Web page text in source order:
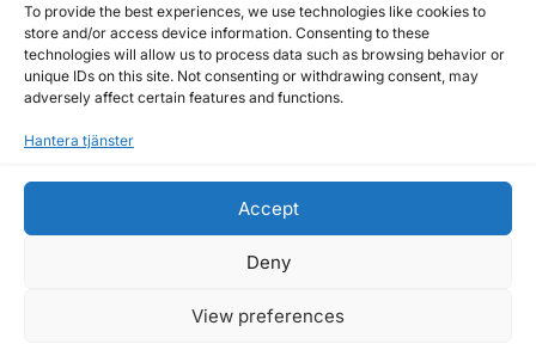
To provide the best experiences, we use technologies like cookies to
store and/or access device information. Consenting to these
technologies will allow us to process data such as browsing behavior or
unique IDs on this site. Not consenting or withdrawing consent, may
adversely affect certain features and functions.
Hantera tjänster
Accept
Deny
View preferences
Cookiepolicy
Disclaimer
Redaktionell policy
Utgivarinformation
Allmänna frågor: info@affarsstaden.se | Tipsa
annons@affarsstaden.se
© 2026 Affärsstaden.se | 2025 Alla rättigheter